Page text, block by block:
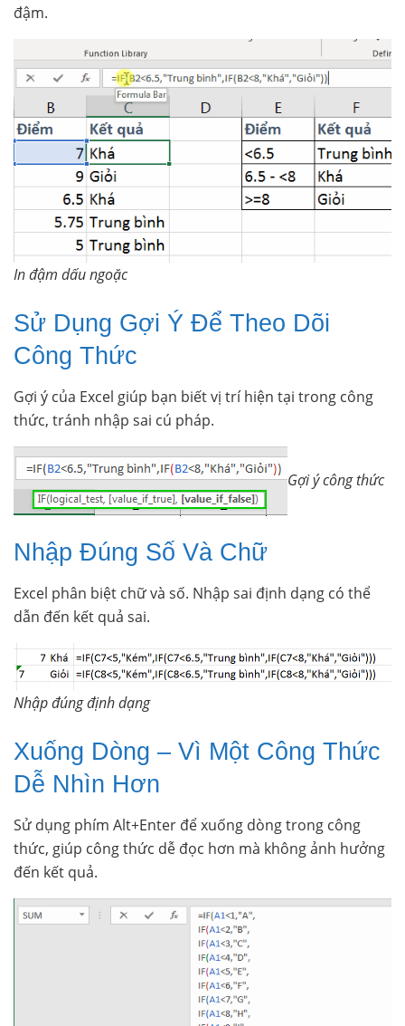
đậm.
In đậm dấu ngoặc
Sử Dụng Gợi Ý Để Theo Dõi
Công Thức
Gợi ý của Excel giúp bạn biết vị trí hiện tại trong công
thức, tránh nhập sai cú pháp.
Gợi ý công thức
Nhập Đúng Số Và Chữ
Excel phân biệt chữ và số. Nhập sai định dạng có thể
dẫn đến kết quả sai.
Nhập đúng định dạng
Xuống Dòng – Vì Một Công Thức
Dễ Nhìn Hơn
Sử dụng phím Alt+Enter để xuống dòng trong công
thức, giúp công thức dễ đọc hơn mà không ảnh hưởng
đến kết quả.